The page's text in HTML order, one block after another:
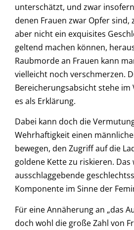
unterschätzt, und zwar
denen Frauen zwar Opfer sind,
aber nicht ein exquisites
geltend machen können,
Raubmorde an Frauen kann
vielleicht noch verschmerzen.
Bereicherungsabsicht stehe
es als Erklärung.
Dabei kann doch die
Wehrhaftigkeit einen
bewegen, den Zugriff auf die
goldene Kette zu riskieren. Das
ausschlaggebende
Komponente im Sinne der
Für eine Annäherung an „das
doch wohl die große Zahl von